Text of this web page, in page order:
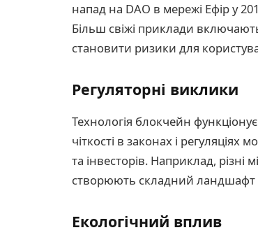
напад на DAO в мережі Ефір у
Більш свіжі приклади
становити ризики для
Регуляторні виклики
Технологія блокчейн
чіткості в законах і
та інвесторів. Наприклад, різні
створюють складний ландшафт
Екологічний вплив